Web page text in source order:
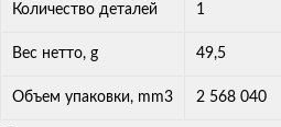
Количество деталей 1
Вес нетто, g 49,5
Объем упаковки, mm3 2 568 040